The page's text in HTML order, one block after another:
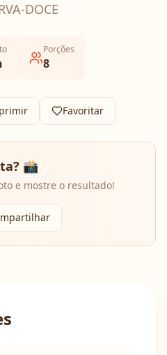
DOCE
Porções
8
Favoritar
📸
e mostre o resultado!